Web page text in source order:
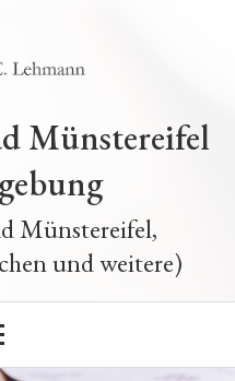
Münstereifel
Münstereifel,
und weitere)